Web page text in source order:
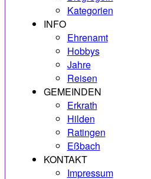
Kategorien
INFO
Ehrenamt
Hobbys
Jahre
Reisen
GEMEINDEN
Erkrath
Hilden
Ratingen
Eßbach
KONTAKT
Impressum